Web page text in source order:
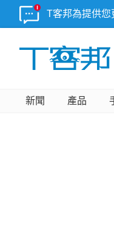
T客邦為提供您
新聞 產品